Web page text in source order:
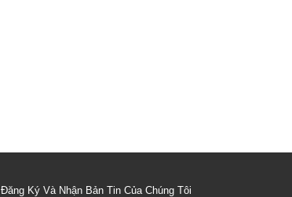
Đăng Ký Và Nhận Bản Tin Của Chúng Tôi